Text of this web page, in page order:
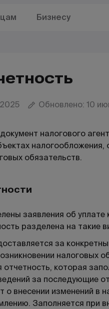
Бизнесу
Обновлено: 10
налогового
налогообложения,
обязательств.
заявления об уплате
разделена на такие
за
налоговых
которая
за последующие
о внесении изменений в
Заполняется при